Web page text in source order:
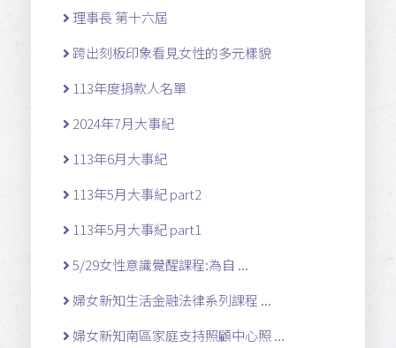
理事長 第十六屆
跨出刻板印象看見女性的多元樣貌
113年度捐款人名單
2024年7月大事紀
113年6月大事紀
113年5月大事紀 part2
113年5月大事紀 part1
5/29女性意識覺醒課程:為自 ...
婦女新知生活金融法律系列課程 ...
婦女新知南區家庭支持照顧中心照 ...